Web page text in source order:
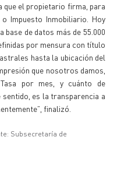
que el propietario firma, para
Impuesto Inmobiliario. Hoy
base de datos más de 55.000
por mensura con título
hasta la ubicación del
que nosotros damos,
por mes, y cuánto de
es la transparencia a
finalizó.
Subsecretaría de